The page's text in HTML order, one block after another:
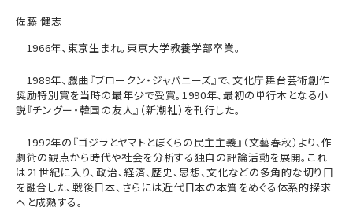
佐藤 健志
1966年、東京生まれ。東京大学教養学部卒業。
1989年、戯曲『ブロークン・ジャパニーズ』で、文化庁舞台芸術創作
奨励特別賞を当時の最年少で受賞。 1990年、最初の単行本となる小
説『チングー・韓国の友人』（新潮社）を刊行した。
1992年の『ゴジラとヤマトとぼくらの民主主義』（文藝春秋）より、作
劇術の観点から時代や社会を分析する独自の評論活動を展開。これ
は21世紀に入り、政治、経済、歴史、思想、文化などの多角的な切り口
を融合した、戦後日本、さらには近代日本の本質をめぐる体系的探求
へと成熟する。